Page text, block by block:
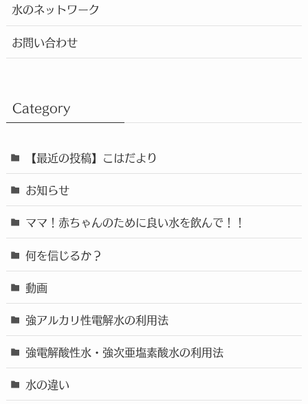
水のネットワーク
お問い合わせ
Category
【最近の投稿】こはだより
お知らせ
ママ！赤ちゃんのために良い水を飲んで！！
何を信じるか？
動画
強アルカリ性電解水の利用法
強電解酸性水・強次亜塩素酸水の利用法
水の違い